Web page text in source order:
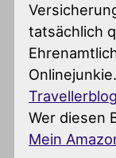
tatsächlich
Travellerblog
Wer diesen
Mein